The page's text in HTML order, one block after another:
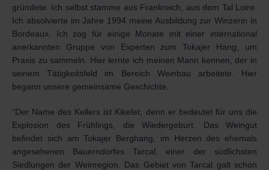
gründete. Ich selbst stamme aus Frankreich, aus dem Tal Loire.
Ich absolvierte im Jahre 1994 meine Ausbildung zur Winzerin in
Bordeaux. Ich zog für einige Monate mit einer international
anerkannten Gruppe von Experten zum Tokajer Hang, um
Praxis zu sammeln. Hier lernte ich meinen Mann kennen, der in
seinem Tätigkeitsfeld im Bereich Weinbau arbeitete. Hier
begann unsere gemeinsame Geschichte.
“Der Name des Kellers ist Kikelet, denn er bedeutet für uns die
Explosion des Frühlings, die Wiedergeburt. Das Weingut
befindet sich am Tokajer Berghang, im Herzen des ehemals
angesehenen Bauerndorfes Tarcal, einer der südlichsten
Siedlungen der Weinregion. Das Gebiet von Tarcal galt schon